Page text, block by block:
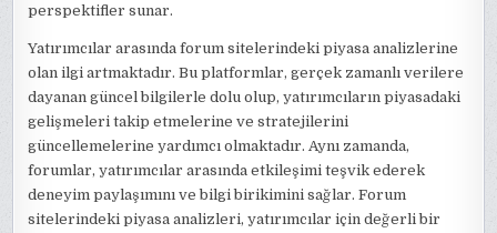
perspektifler sunar.
Yatırımcılar arasında forum sitelerindeki piyasa analizlerine
olan ilgi artmaktadır. Bu platformlar, gerçek zamanlı verilere
dayanan güncel bilgilerle dolu olup, yatırımcıların piyasadaki
gelişmeleri takip etmelerine ve stratejilerini
güncellemelerine yardımcı olmaktadır. Aynı zamanda,
forumlar, yatırımcılar arasında etkileşimi teşvik ederek
deneyim paylaşımını ve bilgi birikimini sağlar. Forum
sitelerindeki piyasa analizleri, yatırımcılar için değerli bir